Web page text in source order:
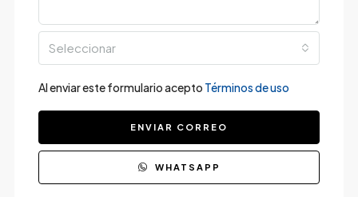
Seleccionar
Al enviar este formulario acepto Términos de uso
ENVIAR CORREO
WHATSAPP